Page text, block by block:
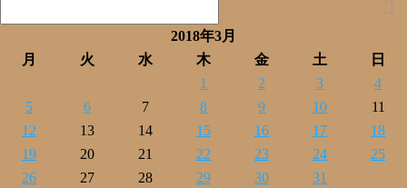
2018年3月
月
火 水 木 金 土
日
1
2 3
4
5
6 7 8 9 10
11
12
13 14 15 16 17
18
19
20 21 22 23 24
25
26
27 28 29 30
31